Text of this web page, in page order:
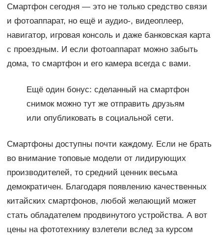
Смартфон сегодня — это не только средство связи
и фотоаппарат, но ещё и аудио-, видеоплеер,
навигатор, игровая консоль и даже банковская карта
с проездным. И если фотоаппарат можно забыть
дома, то смартфон и его камера всегда с вами.
Ещё один бонус: сделанный на смартфон
снимок можно тут же отправить друзьям
или опубликовать в социальной сети.
Смартфоны доступны почти каждому. Если не брать
во внимание топовые модели от лидирующих
производителей, то средний ценник весьма
демократичен. Благодаря появлению качественных
китайских смартфонов, любой желающий может
стать обладателем продвинутого устройства. А вот
цены на фототехнику взлетели вслед за курсом